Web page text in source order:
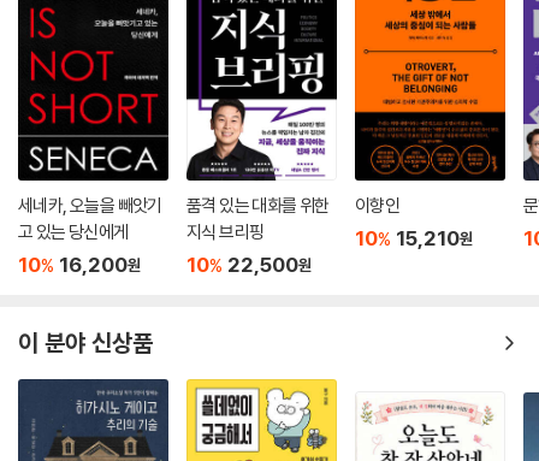
“요염한 꽃송이 짙은 초록 사이에서 빛나니 / 금가루로 곱게 꾸미고 교태
부리네”라 한 이규보의 장미는 눈에 선하고, 그가 모란꽃에 보낸 “중후한
색깔은 온통 닭의 얇은 볏인 양 속이고 / 짙은 향기는 응당 사향노루의 미
묘한 배꼽을 비웃으리”라는 찬사에는 절로 고개가 끄떡여진다.
오색구름 사이 날던 자줏빛 봉황 깃털
어느 바람 타고 찬 뜰에 떨어졌는가?
다시는 천 길 위로 높이 날지 못하고
가을바람에 한 송이 꽃향기로 남았네 (성현)
봉선화를 보고 이렇게 노래한 성현의 시는 가히 절찬이라 할 만하다.
그 밖에 붓을 닮아서 ‘목필화(木筆花)’라고 불렸다던 목련화에 대해 이규
보는 “하늘이 무슨 물건 그려 내려고, 목필화를 먼저 피게 하였나.”라고 읊
었고, 박지원은 “나무 아래 오두막은 바위처럼 둥근데 / 지붕 위 박꽃은 별
세네카, 오늘을 빼앗기
고 있는 당신에게
10% 16,200원
품격 있는 대화를 위한
지식 브리핑
10% 22,500원
이향인
10% 15,210원
이 분야 신상품